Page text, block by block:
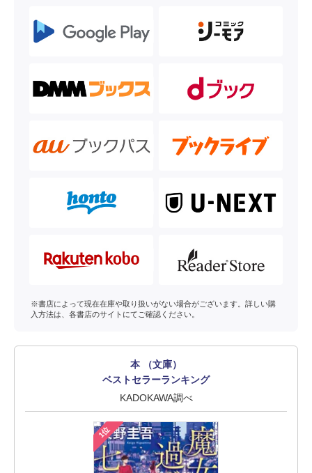
※書店によって現在在庫や取り扱いがない場合がございます。詳しい購
入方法は、各書店のサイトにてご確認ください。
本 （文庫）
ベストセラーランキング
KADOKAWA調べ
1位